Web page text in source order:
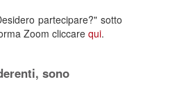
partecipare?" sotto
Zoom cliccare qui.
sono